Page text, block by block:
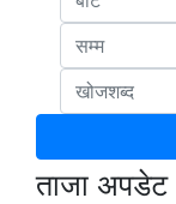
ताजा अपडेट